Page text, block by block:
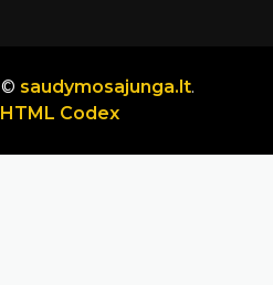
© saudymosajunga.lt.
HTML Codex